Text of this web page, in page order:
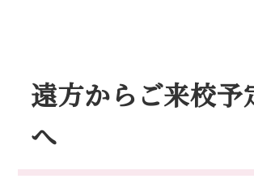
遠方からご来校予
へ